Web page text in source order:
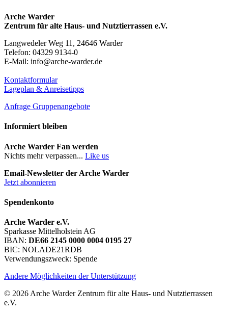
Arche Warder
Zentrum für alte Haus- und Nutztierrassen e.V.
Langwedeler Weg 11, 24646 Warder
Telefon: 04329 9134-0
E-Mail: info@arche-warder.de
Kontaktformular
Lageplan & Anreisetipps
Anfrage Gruppenangebote
Informiert bleiben
Arche Warder Fan werden
Nichts mehr verpassen... Like us
Email-Newsletter der Arche Warder
Jetzt abonnieren
Spendenkonto
Arche Warder e.V.
Sparkasse Mittelholstein AG
IBAN: DE66 2145 0000 0004 0195 27
BIC: NOLADE21RDB
Verwendungszweck: Spende
Andere Möglichkeiten der Unterstützung
© 2026 Arche Warder Zentrum für alte Haus- und Nutztierrassen
e.V.